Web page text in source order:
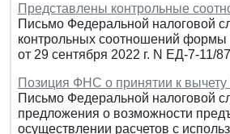
Представлены контрольные
Письмо Федеральной налоговой
контрольных соотношений формы
от 29 сентября 2022 г. N ЕД-7-11/
Позиция ФНС о принятии к
Письмо Федеральной налоговой
предложения о возможности
осуществлении расчетов с